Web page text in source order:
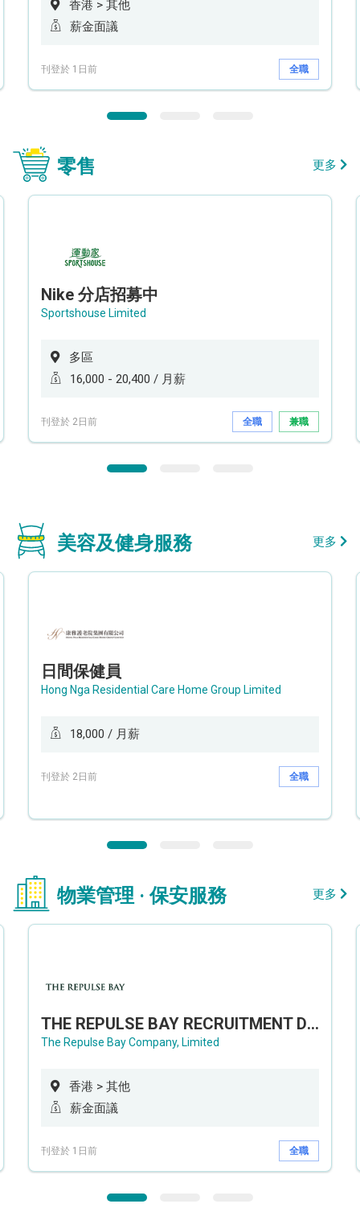
香港 > 其他
薪金面議
刊登於 1日前 全職
零售 更多
Nike 分店招募中
Sportshouse Limited
多區
16,000 - 20,400 / 月薪
刊登於 2日前 全職 兼職
美容及健身服務 更多
日間保健員
Hong Nga Residential Care Home Group Limited
18,000 / 月薪
刊登於 2日前 全職
物業管理 · 保安服務 更多
THE REPULSE BAY RECRUITMENT DAY 淺水灣影灣園人才招聘會
The Repulse Bay Company, Limited
香港 > 其他
薪金面議
刊登於 1日前 全職